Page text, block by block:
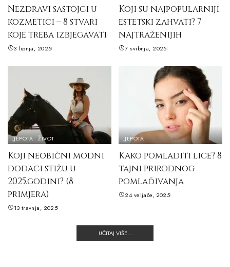
Nezdravi sastojci u
kozmetici – 8 stvari
koje treba izbjegavati
3 lipnja, 2025
Koji su najpopularniji
estetski zahvati? 7
najtraženijih
7 svibnja, 2025
LJEPOTA ŽIVOT
Koji neobični modni
dodaci stižu u
2025.godini? (8
primjera)
13 travnja, 2025
LJEPOTA
Kako pomladiti lice? 8
tajni prirodnog
pomlađivanja
24 veljače, 2025
UČITAJ VIŠE...